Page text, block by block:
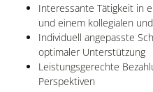
Interessante Tätigkeit in
und einem kollegialen
Individuell angepasste
optimaler Unterstützung
Leistungsgerechte
Perspektiven